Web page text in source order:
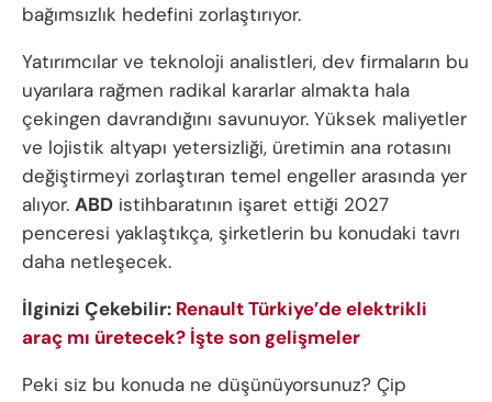
bağımsızlık hedefini zorlaştırıyor.
Yatırımcılar ve teknoloji analistleri, dev firmaların bu
uyarılara rağmen radikal kararlar almakta hala
çekingen davrandığını savunuyor. Yüksek maliyetler
ve lojistik altyapı yetersizliği, üretimin ana rotasını
değiştirmeyi zorlaştıran temel engeller arasında yer
alıyor. ABD istihbaratının işaret ettiği 2027
penceresi yaklaştıkça, şirketlerin bu konudaki tavrı
daha netleşecek.
İlginizi Çekebilir: Renault Türkiye’de elektrikli
araç mı üretecek? İşte son gelişmeler
Peki siz bu konuda ne düşünüyorsunuz? Çip